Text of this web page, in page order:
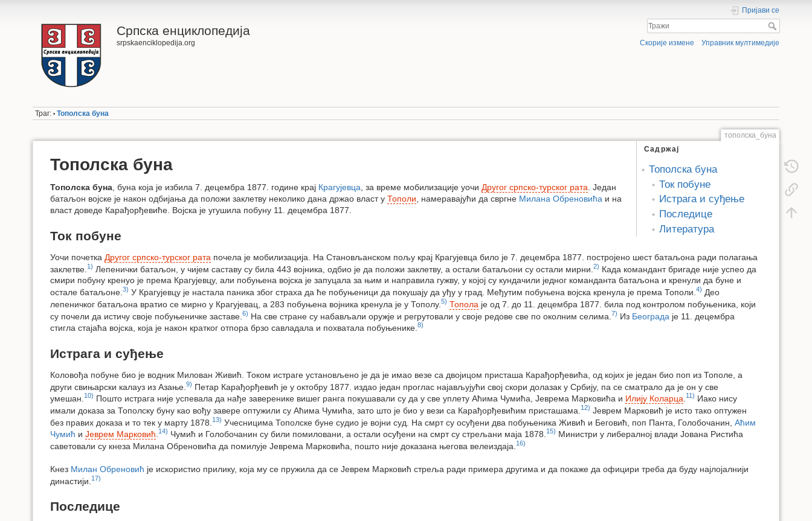
Српска енциклопедија
srpskaenciklopedija.org
Пријави се
Скорије измене Управник мултимедије
Траг: • Тополска буна
тополска_буна
Садржај
Тополска буна
Ток побуне
Истрага и суђење
Последице
Литература
Тополска буна
Тополска буна, буна која је избила 7. децембра 1877. године крај Крагујевца, за време мобилизације уочи Другог српско-турског рата. Један
батаљон војске је након одбијања да положи заклетву неколико дана држао власт у Тополи, намеравајући да свргне Милана Обреновића и на
власт доведе Карађорђевиће. Војска је угушила побуну 11. децембра 1877.
Ток побуне
Уочи почетка Другог српско-турског рата почела је мобилизација. На Становљанском пољу крај Крагујевца било је 7. децембра 1877. постројено шест батаљона ради полагања
заклетве. 1) Лепенички батаљон, у чијем саставу су била 443 војника, одбио је да положи заклетву, а остали батаљони су остали мирни. 2) Када командант бригаде није успео да
смири побуну кренуо је према Крагујевцу, али побуњена војска је запуцала за њим и направила гужву, у којој су кундачили једног команданта батаљона и кренули да буне и
остале батаљоне. 3) У Крагујевцу је настала паника због страха да ће побуњеници да покушају да уђу у град. Међутим побуњена војска кренула је према Тополи. 4) Део
лепеничког батаљона вратио се мирно у Крагујевац, а 283 побуњена војника кренула је у Тополу. 5) Топола је од 7. до 11. децембра 1877. била под контролом побуњеника, који
су почели да истичу своје побуњеничке заставе. 6) На све стране су набављали оружје и регрутовали у своје редове све по околним селима. 7) Из Београда је 11. децембра
стигла стајаћа војска, која је након кратког отпора брзо савладала и похватала побуњенике. 8)
Истрага и суђење
Коловођа побуне био је водник Милован Живић. Током истраге установљено је да је имао везе са двојицом присташа Карађорђевића, од којих је један био поп из Тополе, а
други свињарски калауз из Азање. 9) Петар Карађорђевић је у октобру 1877. издао један проглас најављујући свој скори долазак у Србију, па се сматрало да је он у све
умешан. 10) Пошто истрага није успевала да нађе заверенике вишег ранга покушавали су да у све уплету Аћима Чумића, Јеврема Марковића и Илију Коларца 11) Иако нису
имали доказа за Тополску буну као вођу завере оптужили су Аћима Чумића, зато што је био у вези са Карађорђевићим присташама. 12) Јеврем Марковић је исто тако оптужен
без правих доказа и то тек у марту 1878. 13) Учесницима Тополске буне судио је војни суд. На смрт су осуђени два побуњеника Живић и Беговић, поп Панта, Голобочанин, Аћим
Чумић и Јеврем Марковић 14) Чумић и Голобочанин су били помиловани, а остали осуђени на смрт су стрељани маја 1878. 15) Министри у либералној влади Јована Ристића
саветовали су кнеза Милана Обреновића да помилује Јеврема Марковића, пошто није доказана његова велеиздаја. 16)
Кнез Милан Обреновић је искористио прилику, која му се пружила да се Јеврем Марковић стреља ради примера другима и да покаже да официри треба да буду најлојалнији
династији. 17)
Последице